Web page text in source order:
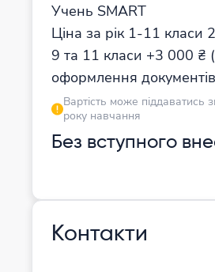
Учень SMART
Ціна за рік 1-11 класи
9 та 11 класи +3 000 ₴
оформлення
Вартість може піддаватись
року навчання
Без вступного
Контакти